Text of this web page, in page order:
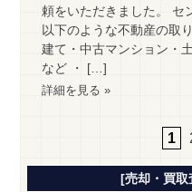
頼をいただきました。 セ
以下のような不動産の取
建て・中古マンション・
など ・ […]
詳細を見る »
1
[売却・買取